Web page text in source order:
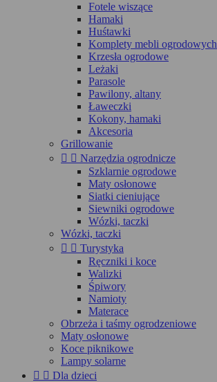
Fotele wiszące
Hamaki
Huśtawki
Komplety mebli ogrodowych
Krzesła ogrodowe
Leżaki
Parasole
Pawilony, altany
Ławeczki
Kokony, hamaki
Akcesoria
Grillowanie
  Narzędzia ogrodnicze
Szklarnie ogrodowe
Maty osłonowe
Siatki cieniujące
Siewniki ogrodowe
Wózki, taczki
Wózki, taczki
  Turystyka
Ręczniki i koce
Walizki
Śpiwory
Namioty
Materace
Obrzeża i taśmy ogrodzeniowe
Maty osłonowe
Koce piknikowe
Lampy solarne
  Dla dzieci